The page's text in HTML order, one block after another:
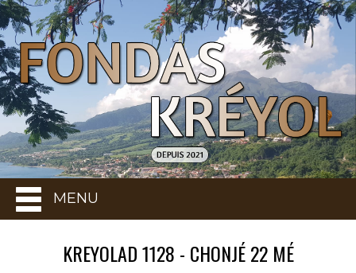
MENU
KREYOLAD 1128 - CHONJÉ 22 MÉ